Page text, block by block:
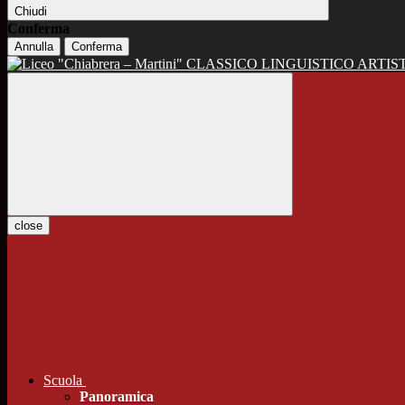
Chiudi
Conferma
Annulla Conferma
CLASSICO LINGUISTICO
close
Scuola
Panoramica